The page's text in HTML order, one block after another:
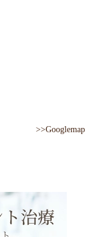
>>Googlemap